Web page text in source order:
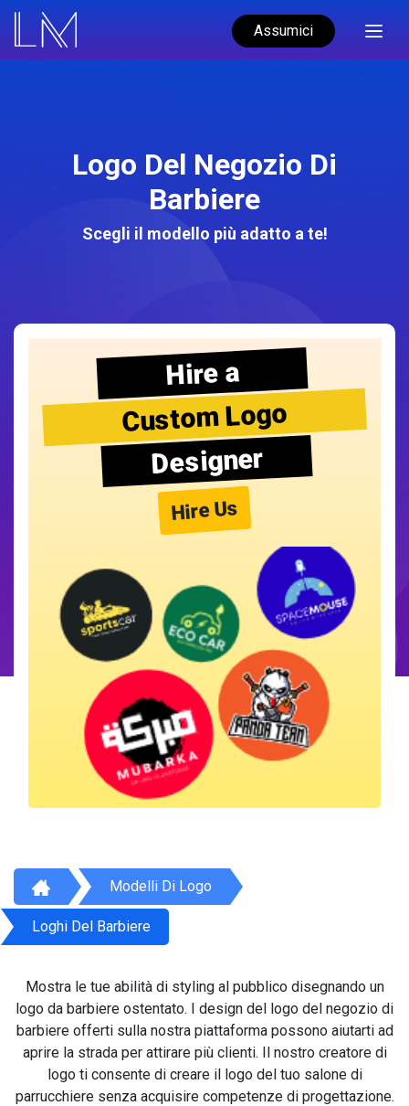
Assumici
Logo Del Negozio Di
Barbiere
Scegli il modello più adatto a te!
Hire a
Custom Logo
Designer
Hire Us
Modelli Di Logo
Loghi Del Barbiere
Mostra le tue abilità di styling al pubblico disegnando un
logo da barbiere ostentato. I design del logo del negozio di
barbiere offerti sulla nostra piattaforma possono aiutarti ad
aprire la strada per attirare più clienti. Il nostro creatore di
logo ti consente di creare il logo del tuo salone di
parrucchiere senza acquisire competenze di progettazione.